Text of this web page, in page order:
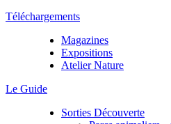
Téléchargements
Magazines
Expositions
Atelier Nature
Le Guide
Sorties Découverte